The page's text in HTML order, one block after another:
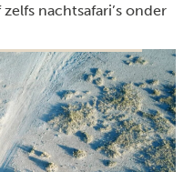
nachtsafari’s onder